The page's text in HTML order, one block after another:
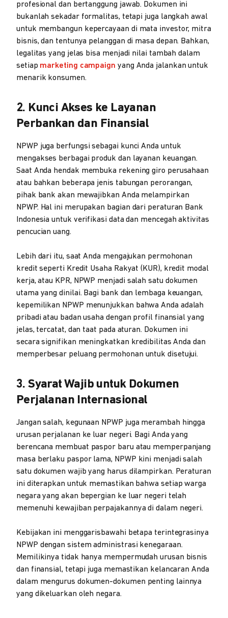
profesional dan bertanggung jawab. Dokumen ini
bukanlah sekadar formalitas, tetapi juga langkah awal
untuk membangun kepercayaan di mata investor, mitra
bisnis, dan tentunya pelanggan di masa depan. Bahkan,
legalitas yang jelas bisa menjadi nilai tambah dalam
setiap marketing campaign yang Anda jalankan untuk
menarik konsumen.
2. Kunci Akses ke Layanan
Perbankan dan Finansial
NPWP juga berfungsi sebagai kunci Anda untuk
mengakses berbagai produk dan layanan keuangan.
Saat Anda hendak membuka rekening giro perusahaan
atau bahkan beberapa jenis tabungan perorangan,
pihak bank akan mewajibkan Anda melampirkan
NPWP. Hal ini merupakan bagian dari peraturan Bank
Indonesia untuk verifikasi data dan mencegah aktivitas
pencucian uang.
Lebih dari itu, saat Anda mengajukan permohonan
kredit seperti Kredit Usaha Rakyat (KUR), kredit modal
kerja, atau KPR, NPWP menjadi salah satu dokumen
utama yang dinilai. Bagi bank dan lembaga keuangan,
kepemilikan NPWP menunjukkan bahwa Anda adalah
pribadi atau badan usaha dengan profil finansial yang
jelas, tercatat, dan taat pada aturan. Dokumen ini
secara signifikan meningkatkan kredibilitas Anda dan
memperbesar peluang permohonan untuk disetujui.
3. Syarat Wajib untuk Dokumen
Perjalanan Internasional
Jangan salah, kegunaan NPWP juga merambah hingga
urusan perjalanan ke luar negeri. Bagi Anda yang
berencana membuat paspor baru atau memperpanjang
masa berlaku paspor lama, NPWP kini menjadi salah
satu dokumen wajib yang harus dilampirkan. Peraturan
ini diterapkan untuk memastikan bahwa setiap warga
negara yang akan bepergian ke luar negeri telah
memenuhi kewajiban perpajakannya di dalam negeri.
Kebijakan ini menggarisbawahi betapa terintegrasinya
NPWP dengan sistem administrasi kenegaraan.
Memilikinya tidak hanya mempermudah urusan bisnis
dan finansial, tetapi juga memastikan kelancaran Anda
dalam mengurus dokumen-dokumen penting lainnya
yang dikeluarkan oleh negara.